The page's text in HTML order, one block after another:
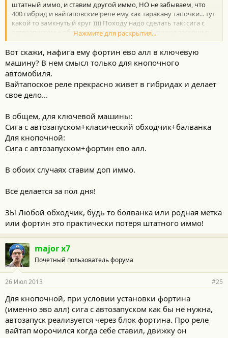
штатный иммо, и ставим другой иммо, НО не забываем, что
400 гибрид и вайтаповские реле ему как таракану тапочки... тут
какой то замкнутый круг )))) Походу надо сделать так: сига с
автозапуском + обходчик штатного иммо. А лучше заскочи в
конторку солидную и проконсультируйся у установщиков.
Каждый день приколов всяких куча выходит, может уже
решили твою проблему намного проще.
Нажмите для раскрытия...
Вот скажи, нафига ему фортин ево алл в ключевую
машину? В нем смысл только для кнопочного
автомобиля.
Вайтапоское реле прекрасно живет в гибридах и делает
свое дело...
В общем, для ключевой машины:
Сига с автозапуском+класический обходчик+балванка
Для кнопочной:
Сига с автозапуском+фортин ево алл.
В обоих случаях ставим доп иммо.
Все делается за пол дня!
ЗЫ Любой обходчик, будь то болванка или родная метка
или фортин это практически потеря штатного иммо!
major x7
Почетный пользователь форума
26 Июл 2013 #25
Для кнопочной, при условии установки фортина
(именно эво алл) сига с автозапуском как бы не нужна,
автозапуск реализуется через блок фортина. Про реле
вайтап морочился когда себе ставил, движку он